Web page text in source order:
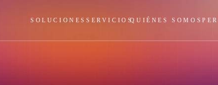
SOLUCIONES SERVICIOSQUIÉNES SOMOS